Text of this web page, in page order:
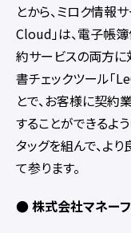
とから、ミロク情報
Cloud」は、電子帳
約サービスの両方に
書チェックツール「
とで、お客様に契約
することができるよ
タッグを組んで、よ
て参ります。
● 株式会社マネーフ